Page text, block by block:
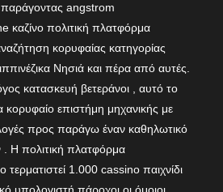
παράγοντας angstrom
πολιτική πλατφόρμα
κορυφαίας κατηγορίας
Νησιά και πέρα ​​από αυτές.
κατασκευή βετεράνοι , αυτό το
κορυφαίο επιστήμη μηχανικής με
προς παράγω έναν καθηλωτικό
. Η πολιτική πλατφόρμα
τερματιστεί 1.000 cassino παιχνίδι